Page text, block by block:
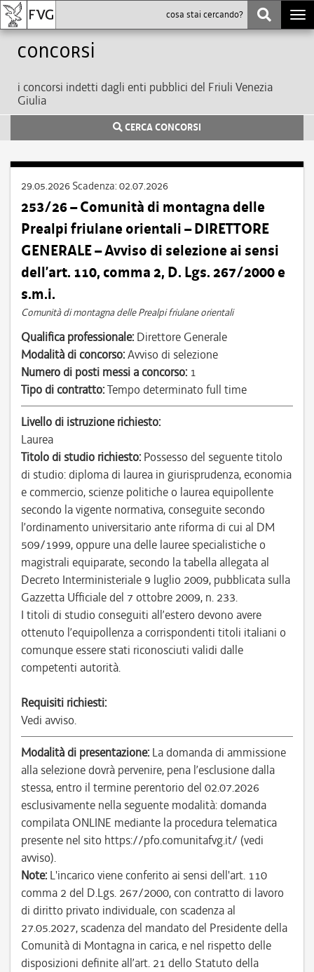
Concorsi
i concorsi indetti dagli enti pubblici del Friuli Venezia
Giulia
CERCA CONCORSI
29.05.2026 Scadenza: 02.07.2026
253/26 – Comunità di montagna delle
Prealpi friulane orientali – DIRETTORE
GENERALE – Avviso di selezione ai sensi
dell’art. 110, comma 2, D. Lgs. 267/2000 e
s.m.i.
Comunità di montagna delle Prealpi friulane orientali
Qualifica professionale: Direttore Generale
Modalità di concorso:Avviso di selezione
Numero di posti messi a concorso: 1
Tipo di contratto:Tempo determinato full time
Livello di istruzione richiesto:
Laurea
Titolo di studio richiesto: Possesso del seguente titolo
di studio: diploma di laurea in giurisprudenza, economia
e commercio, scienze politiche o laurea equipollente
secondo la vigente normativa, conseguite secondo
l’ordinamento universitario ante riforma di cui al DM
509/1999, oppure una delle lauree specialistiche o
magistrali equiparate, secondo la tabella allegata al
Decreto Interministeriale 9 luglio 2009, pubblicata sulla
Gazzetta Ufficiale del 7 ottobre 2009, n. 233.
I titoli di studio conseguiti all’estero devono avere
ottenuto l’equipollenza a corrispondenti titoli italiani o
comunque essere stati riconosciuti validi dalle
competenti autorità.
Requisiti richiesti:
Vedi avviso.
Modalità di presentazione: La domanda di ammissione
alla selezione dovrà pervenire, pena l’esclusione dalla
stessa, entro il termine perentorio del 02.07.2026
esclusivamente nella seguente modalità: domanda
compilata ONLINE mediante la procedura telematica
presente nel sito https://pfo.comunitafvg.it/ (vedi
avviso).
Note: L'incarico viene conferito ai sensi dell'art. 110
comma 2 del D.Lgs. 267/2000, con contratto di lavoro
di diritto privato individuale, con scadenza al
27.05.2027, scadenza del mandato del Presidente della
Comunità di Montagna in carica, e nel rispetto delle
disposizioni definite all’art. 21 dello Statuto della